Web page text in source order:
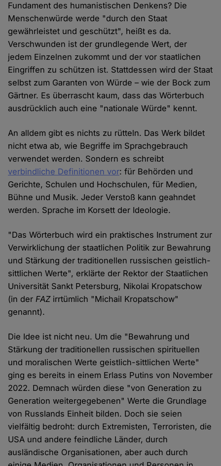
Fundament des humanistischen Denkens? Die
Menschenwürde werde "durch den Staat
gewährleistet und geschützt", heißt es da.
Verschwunden ist der grundlegende Wert, der
jedem Einzelnen zukommt und der vor staatlichen
Eingriffen zu schützen ist. Stattdessen wird der Staat
selbst zum Garanten von Würde – wie der Bock zum
Gärtner. Es überrascht kaum, dass das Wörterbuch
ausdrücklich auch eine "nationale Würde" kennt.
An alldem gibt es nichts zu rütteln. Das Werk bildet
nicht etwa ab, wie Begriffe im Sprachgebrauch
verwendet werden. Sondern es schreibt
verbindliche Definitionen vor: für Behörden und
Gerichte, Schulen und Hochschulen, für Medien,
Bühne und Musik. Jeder Verstoß kann geahndet
werden. Sprache im Korsett der Ideologie.
"Das Wörterbuch wird ein praktisches Instrument zur
Verwirklichung der staatlichen Politik zur Bewahrung
und Stärkung der traditionellen russischen geistlich-
sittlichen Werte", erklärte der Rektor der Staatlichen
Universität Sankt Petersburg, Nikolai Kropatschow
(in derFAZ irrtümlich "Michail Kropatschow"
genannt).
Die Idee ist nicht neu. Um die "Bewahrung und
Stärkung der traditionellen russischen spirituellen
und moralischen Werte geistlich-sittlichen Werte"
ging es bereits in einem Erlass Putins von November
2022. Demnach würden diese "von Generation zu
Generation weitergegebenen" Werte die Grundlage
von Russlands Einheit bilden. Doch sie seien
vielfältig bedroht: durch Extremisten, Terroristen, die
USA und andere feindliche Länder, durch
ausländische Organisationen, aber auch durch